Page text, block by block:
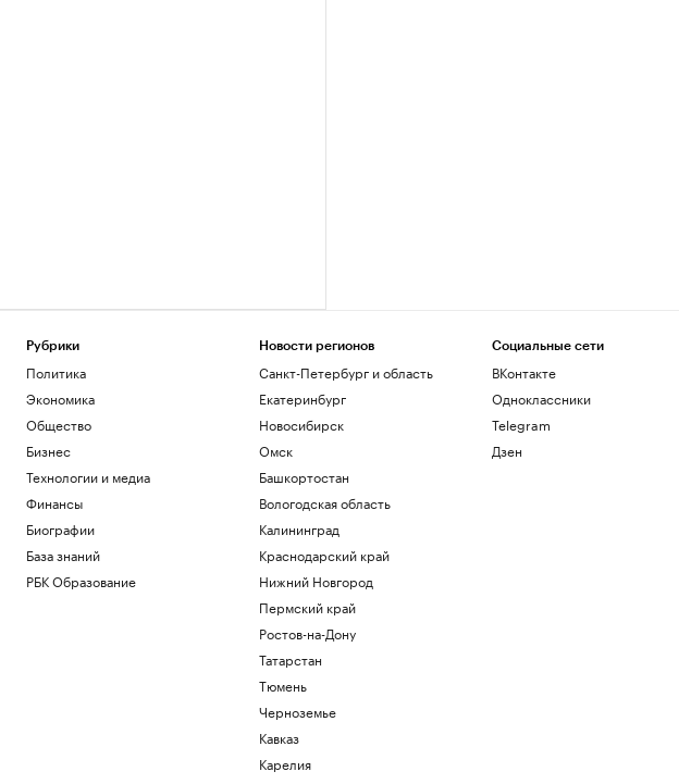
Рубрики
Политика
Экономика
Общество
Бизнес
Технологии и медиа
Финансы
Биографии
База знаний
РБК Образование
Новости регионов
Санкт-Петербург и область
Екатеринбург
Новосибирск
Омск
Башкортостан
Вологодская область
Калининград
Краснодарский край
Нижний Новгород
Пермский край
Ростов-на-Дону
Татарстан
Тюмень
Черноземье
Кавказ
Карелия
Социальные сети
ВКонтакте
Одноклассники
Telegram
Дзен